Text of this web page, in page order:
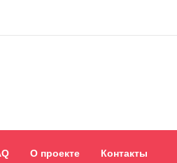
О проекте Контакты